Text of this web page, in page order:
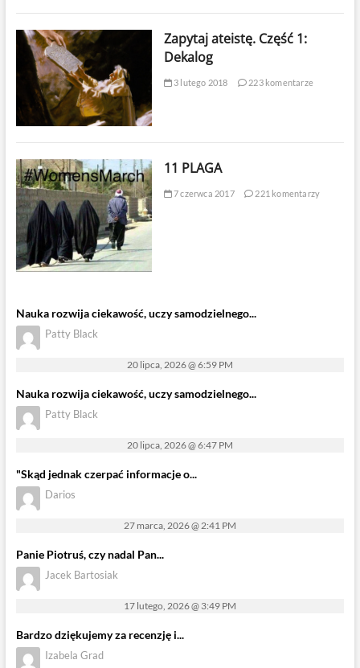
Zapytaj ateistę. Część 1:
Dekalog
3 lutego 2018 223 komentarze
11 PLAGA
7 czerwca 2017 221 komentarzy
Nauka rozwija ciekawość, uczy samodzielnego...
Patty Black
20 lipca, 2026 @ 6:59 PM
Nauka rozwija ciekawość, uczy samodzielnego...
Patty Black
20 lipca, 2026 @ 6:47 PM
"Skąd jednak czerpać informacje o...
Darios
27 marca, 2026 @ 2:41 PM
Panie Piotruś, czy nadal Pan...
Jacek Bartosiak
17 lutego, 2026 @ 3:49 PM
Bardzo dziękujemy za recenzję i...
Izabela Grad